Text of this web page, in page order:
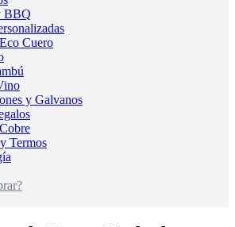
BBQ
Cuero
y Galvanos
Termos